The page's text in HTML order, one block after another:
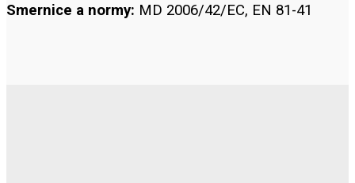
Smernice a normy: MD 2006/42/EC, EN 81-41